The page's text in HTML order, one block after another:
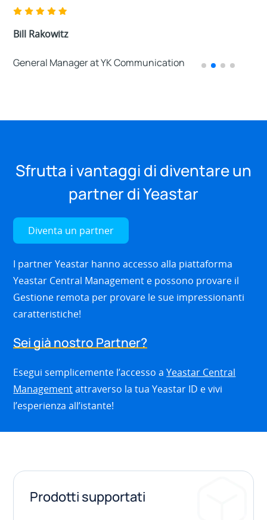
Benjamin Silver
President at Silver Communications
Bill Rakowitz
General Manager at YK Communication
Nick Balga
CEO of Cougar Telecom
Benjamin Silver
President at Silver Communications
Sfrutta i vantaggi di diventare un
partner di Yeastar
Diventa un partner
I partner Yeastar hanno accesso alla piattaforma
Yeastar Central Management e possono provare il
Gestione remota per provare le sue impressionanti
caratteristiche!
Sei già nostro Partner?
Esegui semplicemente l’accesso aYeastar Central
Managementattraverso la tua Yeastar ID e vivi
l’esperienza all’istante!
Prodotti supportati